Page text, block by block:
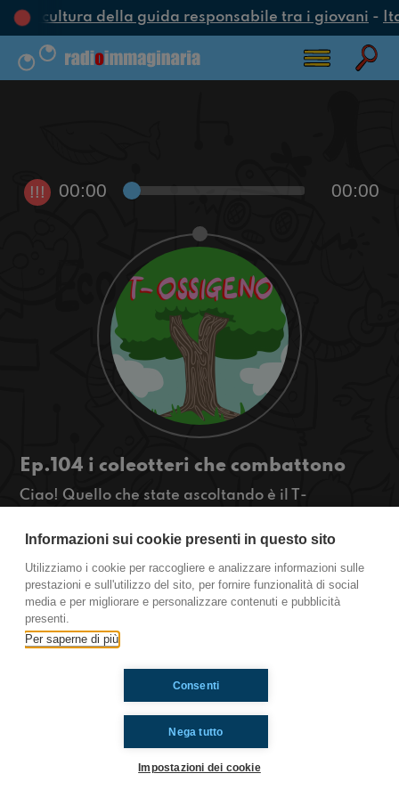
una cultura della guida responsabile tra i giovani-
!!! 00:00 00:00
Ep.104 i coleotteri che combattono
Ciao! Quello che state ascoltando è il T-
radioimmaginaria in cui vi parlo di ambiente,
due coleotteri che combattono.
https://www.radioimmaginaria.it
Ti è piaciuto? Condividilo!
Informazioni sui cookie presenti in questo sito
Utilizziamo i cookie per raccogliere e analizzare informazioni sulle
prestazioni e sull'utilizzo del sito, per fornire funzionalità di social
media e per migliorare e personalizzare contenuti e pubblicità
presenti.
Per saperne di più
Nega tutto
Consenti
Impostazioni dei cookie